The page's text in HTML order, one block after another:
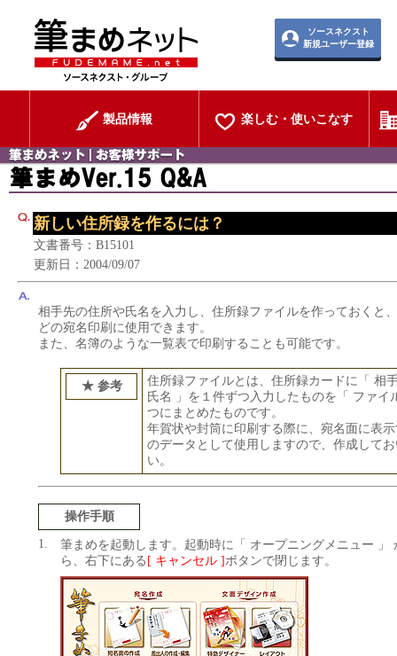
ソースネクスト
新規ユーザー登録
製品情報 楽しむ・使いこなす
新しい住所録を作るには？
文書番号：B15101
更新日：2004/09/07
相手先の住所や氏名を入力し、住所録ファイルを作っておくと
どの宛名印刷に使用できます。
また、名簿のような一覧表で印刷することも可能です。
★ 参考
住所録ファイルとは、住所録カードに「 相
氏名 」を１件ずつ入力したものを「 ファイ
つにまとめたものです。
年賀状や封筒に印刷する際に、宛名面に表
のデータとして使用しますので、作成して
い。
操作手順
1.
筆まめを起動します。起動時に「 オープニングメニュー 」
ら、右下にある [ キャンセル ]ボタンで閉じます。